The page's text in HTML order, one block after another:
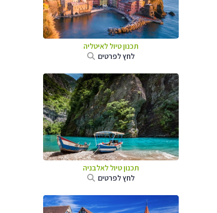
תכנון טיול לאיטליה
לחץ לפרטים
תכנון טיול לאלבניה
לחץ לפרטים